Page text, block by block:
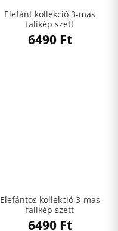
Elefánt kollekció 3-mas
falikép szett
6490 Ft
Elefántos kollekció 3-mas
falikép szett
6490 Ft